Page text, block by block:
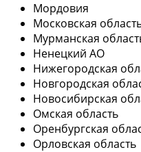
Мордовия
Московская
Мурманская
Ненецкий АО
Нижегородская
Новгородская
Новосибирская
Омская область
Оренбургская
Орловская область